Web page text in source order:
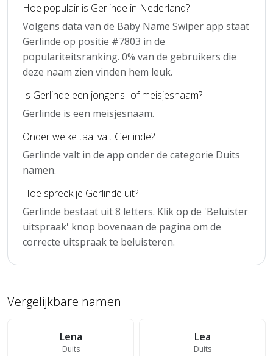
Hoe populair is Gerlinde in Nederland?
Volgens data van de Baby Name Swiper app staat
Gerlinde op positie #7803 in de
populariteitsranking. 0% van de gebruikers die
deze naam zien vinden hem leuk.
Is Gerlinde een jongens- of meisjesnaam?
Gerlinde is een meisjesnaam.
Onder welke taal valt Gerlinde?
Gerlinde valt in de app onder de categorie Duits
namen.
Hoe spreek je Gerlinde uit?
Gerlinde bestaat uit 8 letters. Klik op de 'Beluister
uitspraak' knop bovenaan de pagina om de
correcte uitspraak te beluisteren.
Vergelijkbare namen
Lena
Duits
Lea
Duits